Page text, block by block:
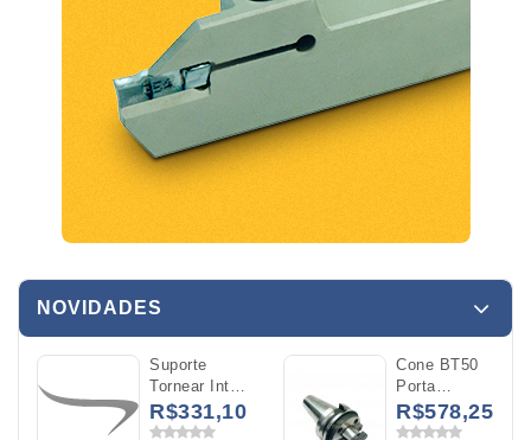
NOVIDADES
Suporte
Tornear Int
A16R
MWLNL 06
R$331,10
Cone BT50
Porta
Cabeçote
40MM
R$578,25